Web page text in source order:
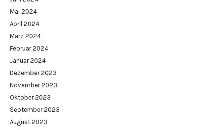
Mai 2024
April 2024
März 2024
Februar 2024
Januar 2024
Dezember 2023
November 2023
Oktober 2023
September 2023
August 2023